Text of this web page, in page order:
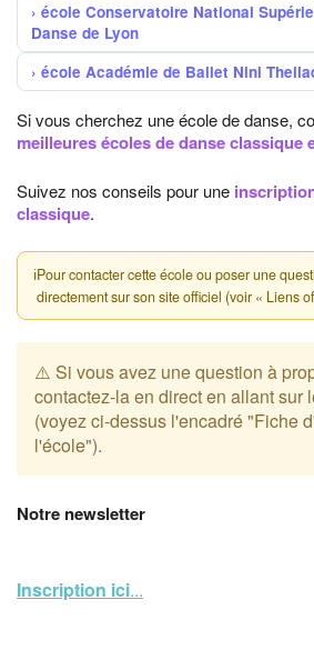
école Conservatoire National
Danse de Lyon
école Académie de Ballet Nini
Si vous cherchez une école de danse,
meilleures écoles de danse classique
Suivez nos conseils pour une
classique.
ℹPour contacter cette école ou poser une
directement sur son site officiel (voir « Liens
⚠️ Si vous avez une question à
contactez-la en direct en allant sur
(voyez ci-dessus l'encadré "Fiche
l'école").
Notre newsletter
Inscription ici...